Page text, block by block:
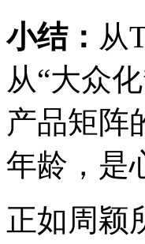
小结： 从
从“大众
产品矩
年龄，是
正如周颖